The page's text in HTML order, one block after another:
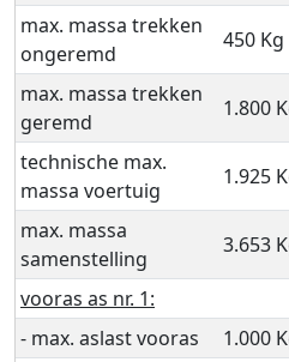
max. massa trekken
ongeremd
450 Kg
max. massa trekken
geremd
1.800
technische max.
massa voertuig
1.925
max. massa
samenstelling
3.653
vooras as nr. 1:
- max. aslast vooras
1.000